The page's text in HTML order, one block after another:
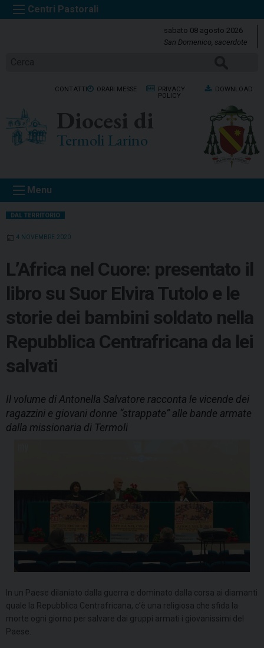
k
t
sabato 08 agosto 2026
San Domenico, sacerdote
CONTATTI ORARI MESSE
PRIVACY
POLICY
DOWNLOAD
Diocesi di
Termoli Larino
Menu
DAL TERRITORIO
4 NOVEMBRE 2020
L’Africa nel Cuore: presentato il
libro su Suor Elvira Tutolo e le
storie dei bambini soldato nella
Repubblica Centrafricana da lei
salvati
Il volume di Antonella Salvatore racconta le vicende dei
ragazzini e giovani donne “strappate” alle bande armate
dalla missionaria di Termoli
In un Paese dilaniato dalla guerra e dominato dalla corsa ai diamanti
quale la Repubblica Centrafricana, c’è una religiosa che sfida la
morte ogni giorno per salvare dai gruppi armati i giovanissimi del
Paese.